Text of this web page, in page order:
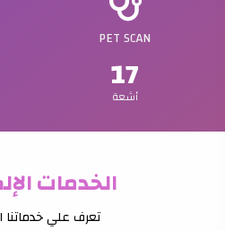
PET SCAN
17
أشعة
الخدمات
تعرف علي خدماتنا